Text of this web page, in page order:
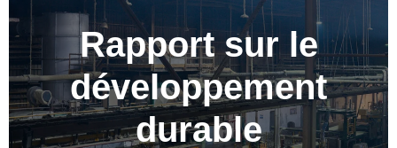
Rapport sur le
développement
durable